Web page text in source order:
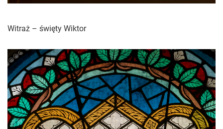
Witraż – święty Wiktor